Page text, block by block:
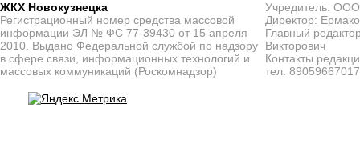
ЖКХ Новокузнецка
Регистрационный номер средства массовой
информации ЭЛ № ФС 77-39430 от 15 апреля
2010. Выдано Федеральной службой по надзору
в сфере связи, информационных технологий и
массовых коммуникаций (Роскомнадзор)
Учредитель:
Директор:
Главный
Викторович
Контакты
тел. 89059667017